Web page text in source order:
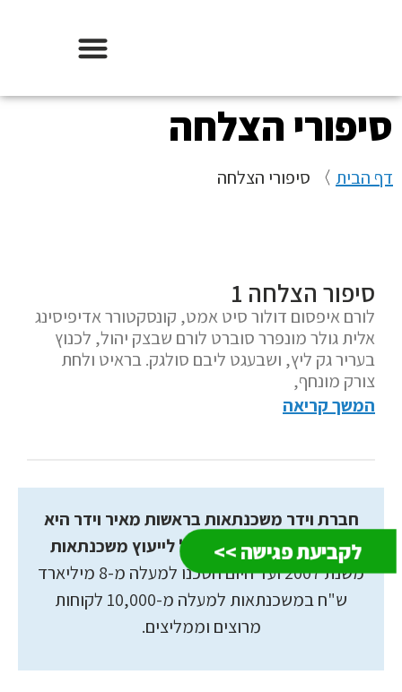
לקביעת פגישה >>
סיפורי הצלחה
דף הבית 〉 סיפורי הצלחה
סיפור הצלחה 1
לורם איפסום דולור סיט אמט, קונסקטורר אדיפיסינג
אלית גולר מונפרר סוברט לורם שבצק יהול, לכנוץ
בעריר גק ליץ, ושבעגט ליבם סולגק. בראיט ולחת
צורק מונחף,
המשך קריאה
חברת וידר משכנתאות בראשות מאיר וידר היא
החברה המובילה בישראל לייעוץ משכנתאות
משנת 2007 ועד היום חסכנו למעלה מ-8 מיליארד
ש"ח במשכנתאות למעלה מ-10,000 לקוחות
מרוצים וממליצים.